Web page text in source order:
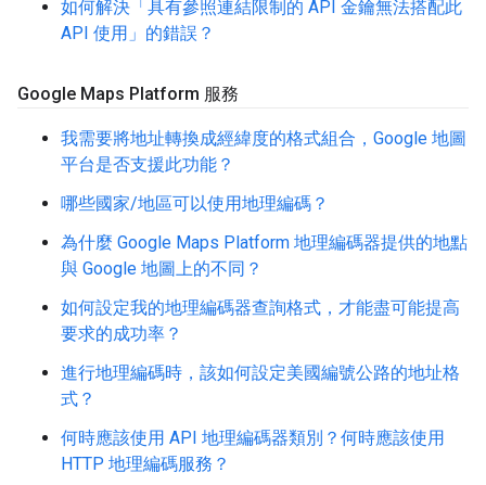
如何解決「具有參照連結限制的 API 金鑰無法搭配此
API 使用」的錯誤？
Google Maps Platform 服務
我需要將地址轉換成經緯度的格式組合，Google 地圖
平台是否支援此功能？
哪些國家/地區可以使用地理編碼？
為什麼 Google Maps Platform 地理編碼器提供的地點
與 Google 地圖上的不同？
如何設定我的地理編碼器查詢格式，才能盡可能提高
要求的成功率？
進行地理編碼時，該如何設定美國編號公路的地址格
式？
何時應該使用 API 地理編碼器類別？何時應該使用
HTTP 地理編碼服務？